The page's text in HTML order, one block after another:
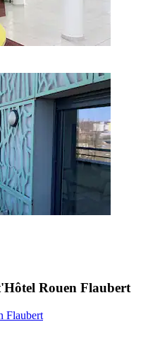
Rouen Flaubert
Flaubert